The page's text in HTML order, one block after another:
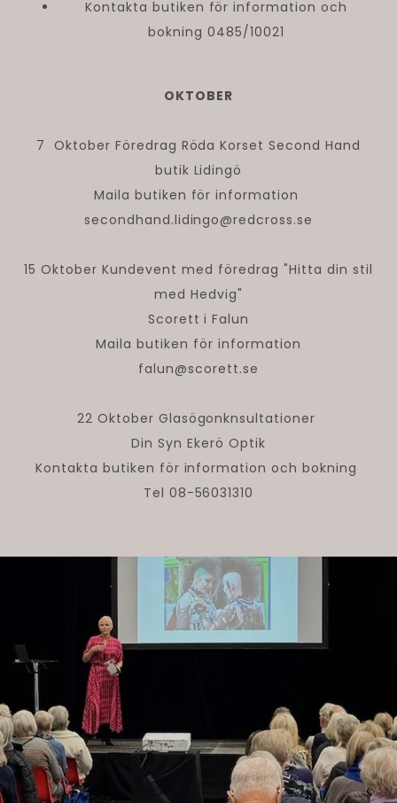
Kontakta butiken för information och
bokning 0485/10021
OKTOBER
7 Oktober Föredrag Röda Korset Second Hand
butik Lidingö
Maila butiken för information
secondhand.lidingo@redcross.se
15 Oktober Kundevent med föredrag "Hitta din stil
med Hedvig"
Scorett i Falun
Maila butiken för information
falun@scorett.se
22 Oktober Glasögonknsultationer
Din Syn Ekerö Optik
Kontakta butiken för information och bokning
Tel 08-56031310